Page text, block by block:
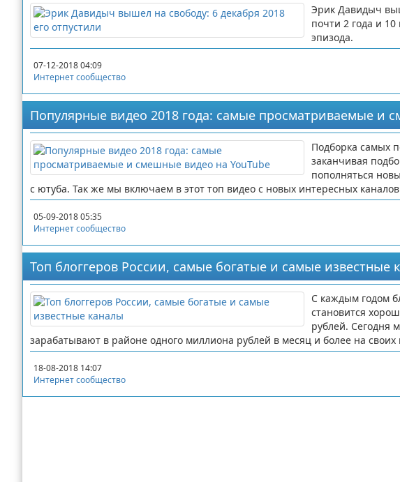
Эрик Давидыч
почти 2 года и
эпизода.
07-12-2018 04:09
Интернет сообщество
Популярные видео 2018 года: самые просматриваемые и
Подборка самых
заканчивая
пополняться
с ютуба. Так же мы включаем в этот топ видео с новых интересных каналов
05-09-2018 05:35
Интернет сообщество
Топ блоггеров России, самые богатые и самые известные
С каждым годом
становится
рублей. Сегодня
зарабатывают в районе одного миллиона рублей в месяц и более на своих
18-08-2018 14:07
Интернет сообщество